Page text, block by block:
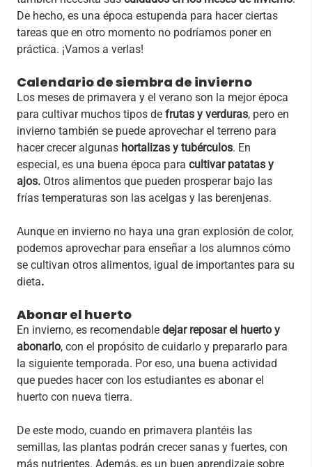
De hecho, es una época estupenda para hacer ciertas
tareas que en otro momento no podríamos poner en
práctica. ¡Vamos a verlas!
Calendario de siembra de invierno
Los meses de primavera y el verano son la mejor época
para cultivar muchos tipos de frutas y verduras, pero en
invierno también se puede aprovechar el terreno para
hacer crecer algunas hortalizas y tubérculos. En
especial, es una buena época para cultivar patatas y
ajos. Otros alimentos que pueden prosperar bajo las
frías temperaturas son las acelgas y las berenjenas.
Aunque en invierno no haya una gran explosión de color,
podemos aprovechar para enseñar a los alumnos cómo
se cultivan otros alimentos, igual de importantes para su
dieta.
Abonar el huerto
En invierno, es recomendable dejar reposar el huerto y
abonarlo, con el propósito de cuidarlo y prepararlo para
la siguiente temporada. Por eso, una buena actividad
que puedes hacer con los estudiantes es abonar el
huerto con nueva tierra.
De este modo, cuando en primavera plantéis las
semillas, las plantas podrán crecer sanas y fuertes, con
más nutrientes. Además, es un buen aprendizaje sobre